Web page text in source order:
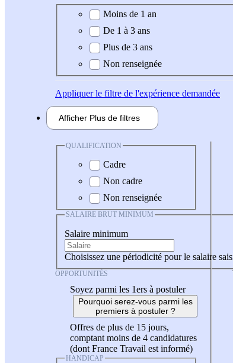
Expérience demandée
Moins de 1 an
De 1 à 3 ans
Plus de 3 ans
Non renseignée
Appliquerle filtre de l'expérience demandée
Afficher Plus de filtres
QUALIFICATION
Cadre
Non cadre
Non renseignée
SALAIRE BRUT MINIMUM
Salaire minimum
Choisissez une périodicité pour le salaire
OPPORTUNITÉS
Soyez parmi les 1ers à postuler
Pourquoi serez-vous parmi les
premiers à postuler ?
Offres de plus de 15 jours,
comptant moins de 4 candidatures
(dont France Travail est informé)
HANDICAP